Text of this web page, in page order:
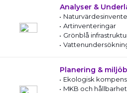
Analyser &
Artinventeringar
Grönblå
Planering &
Ekologisk
MKB och